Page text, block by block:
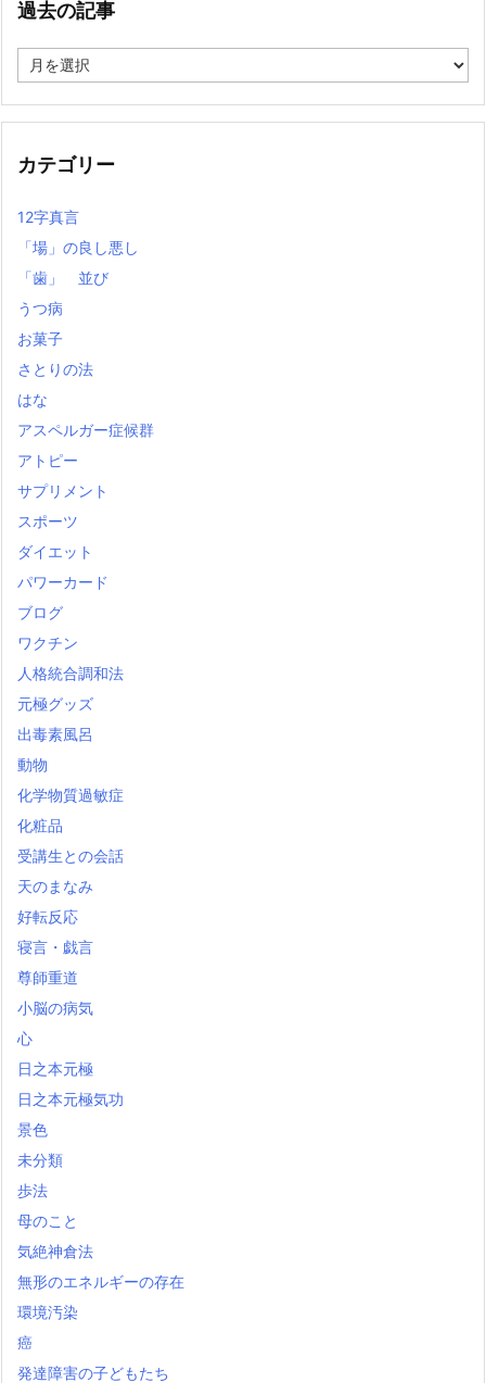
過去の記事
去
記
カテゴリー
12字真言
「場」の良し悪し
「歯」 並び
うつ病
お菓子
さとりの法
はな
アスペルガー症候群
アトピー
サプリメント
スポーツ
ダイエット
パワーカード
ブログ
ワクチン
人格統合調和法
元極グッズ
出毒素風呂
動物
化学物質過敏症
化粧品
受講生との会話
天のまなみ
好転反応
寝言・戯言
尊師重道
小脳の病気
心
日之本元極
日之本元極気功
景色
未分類
歩法
母のこと
気絶神倉法
無形のエネルギーの存在
環境汚染
癌
発達障害の子どもたち